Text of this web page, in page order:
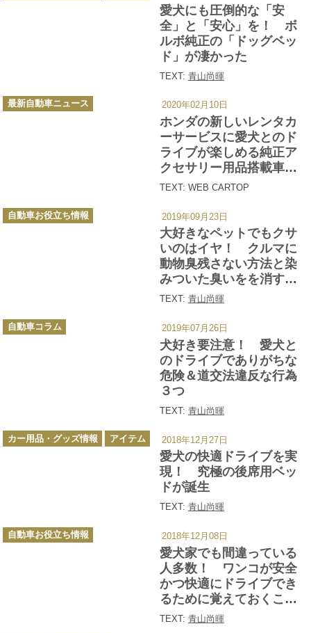
愛犬にも圧倒的な「安
全」と「安心」を！ ボ
ルボ純正の「ドッグベッ
ド」が凄かった
TEXT: 青山尚暉
ホンダの新しいレンタカ
ーサービスに愛犬とのド
ライブが楽しめる純正ア
クセサリー用品搭載車が
登場
TEXT: WEB CARTOP
カ
テ
最新自動車ニュース 2020年02月10日
大好きなペットでもクサ
いのはイヤ！ クルマに
動物臭残さない方法と染
みついた臭いをを消す方
法
TEXT: 青山尚暉
カ
テ
自動車お役立ち情報 2019年09月23日
犬好き要注意！ 愛犬と
のドライブでありがちな
危険＆道交法違反な行為
３つ
TEXT: 青山尚暉
カ
テ
自動車コラム 2019年07月26日
愛犬の快適ドライブを実
現！ 究極の後席用ベッ
ドが誕生
TEXT: 青山尚暉
カ
テ
カー用品・グッズ情報 アイテム 2018年12月27日
愛犬家でも間違っている
人多数！ ワンコが安全
かつ快適にドライブでき
るために覚えておくこと
８つ
TEXT: 青山尚暉
カ
テ
自動車お役立ち情報 2018年12月08日